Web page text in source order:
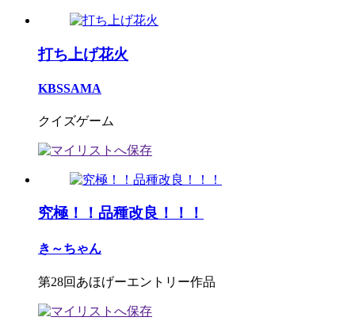
打ち上げ花火
KBSSAMA
クイズゲーム
究極！！品種改良！！！
き～ちゃん
第28回あほげーエントリー作品